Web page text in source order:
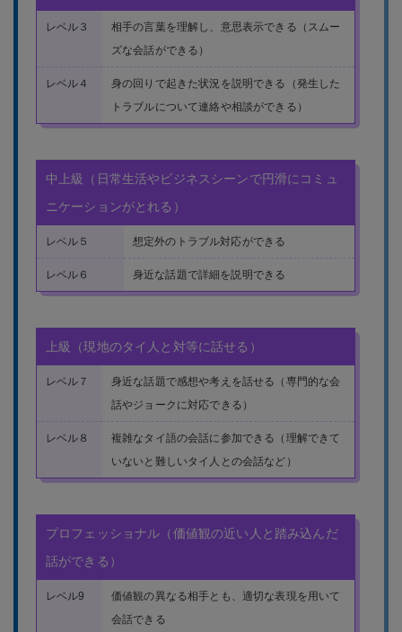
レベル３
相手の言葉を理解し、意思表示できる（スムー
ズな会話ができる）
レベル４
身の回りで起きた状況を説明できる（発生した
トラブルについて連絡や相談ができる）
中上級（日常生活やビジネスシーンで円滑にコミュ
ニケーションがとれる）
レベル５ 想定外のトラブル対応ができる
レベル６ 身近な話題で詳細を説明できる
上級（現地のタイ人と対等に話せる）
レベル７
身近な話題で感想や考えを話せる（専門的な会
話やジョークに対応できる）
レベル８
複雑なタイ語の会話に参加できる（理解できて
いないと難しいタイ人との会話など）
プロフェッショナル（価値観の近い人と踏み込んだ
話ができる）
レベル9
価値観の異なる相手とも、適切な表現を用いて
会話できる